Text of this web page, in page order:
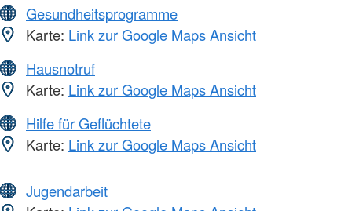
Gesundheitsprogramme
Karte: Link zur Google Maps Ansicht
Hausnotruf
Karte: Link zur Google Maps Ansicht
Hilfe für Geflüchtete
Karte: Link zur Google Maps Ansicht
Jugendarbeit